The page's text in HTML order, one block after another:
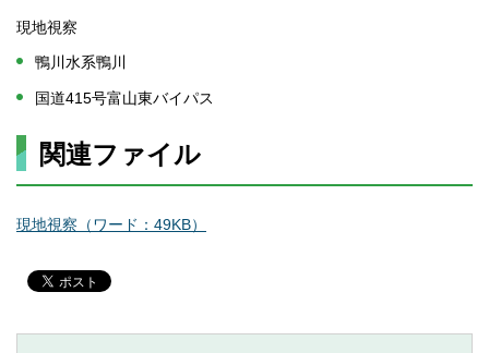
現地視察
鴨川水系鴨川
国道415号富山東バイパス
関連ファイル
現地視察（ワード：49KB）